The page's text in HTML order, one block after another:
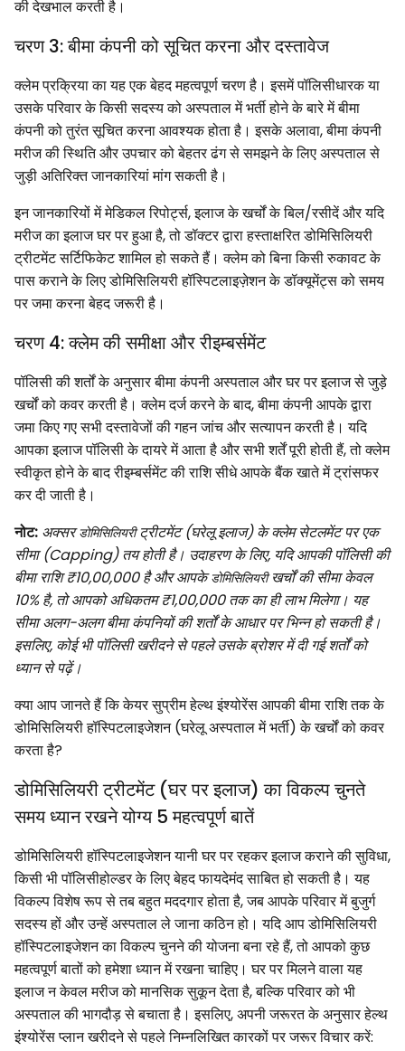
की देखभाल करती है।
चरण 3: बीमा कंपनी को सूचित करना और दस्तावेज
क्लेम प्रक्रिया का यह एक बेहद महत्वपूर्ण चरण है। इसमें पॉलिसीधारक या
उसके परिवार के किसी सदस्य को अस्पताल में भर्ती होने के बारे में बीमा
कंपनी को तुरंत सूचित करना आवश्यक होता है। इसके अलावा, बीमा कंपनी
मरीज की स्थिति और उपचार को बेहतर ढंग से समझने के लिए अस्पताल से
जुड़ी अतिरिक्त जानकारियां मांग सकती है।
इन जानकारियों में मेडिकल रिपोर्ट्स, इलाज के खर्चों के बिल/रसीदें और यदि
मरीज का इलाज घर पर हुआ है, तो डॉक्टर द्वारा हस्ताक्षरित डोमिसिलियरी
ट्रीटमेंट सर्टिफिकेट शामिल हो सकते हैं। क्लेम को बिना किसी रुकावट के
पास कराने के लिए डोमिसिलियरी हॉस्पिटलाइज़ेशन के डॉक्यूमेंट्स को समय
पर जमा करना बेहद जरूरी है।
चरण 4: क्लेम की समीक्षा और रीइम्बर्समेंट
पॉलिसी की शर्तों के अनुसार बीमा कंपनी अस्पताल और घर पर इलाज से जुड़े
खर्चों को कवर करती है। क्लेम दर्ज करने के बाद, बीमा कंपनी आपके द्वारा
जमा किए गए सभी दस्तावेजों की गहन जांच और सत्यापन करती है। यदि
आपका इलाज पॉलिसी के दायरे में आता है और सभी शर्तें पूरी होती हैं, तो क्लेम
स्वीकृत होने के बाद रीइम्बर्समेंट की राशि सीधे आपके बैंक खाते में ट्रांसफर
कर दी जाती है।
नोट: अक्सरडोमिसिलियरीट्रीटमेंट (घरेलू इलाज) के क्लेम सेटलमेंट पर एक
सीमा (Capping) तय होती है। उदाहरण के लिए, यदि आपकी पॉलिसी की
बीमा राशि ₹10,00,000 है और आपकेडोमिसिलियरीखर्चों की सीमा केवल
10% है, तो आपको अधिकतम ₹1,00,000 तक का ही लाभ मिलेगा। यह
सीमा अलग-अलग बीमा कंपनियों की शर्तों के आधार पर भिन्न हो सकती है।
इसलिए, कोई भी पॉलिसी खरीदने से पहले उसके ब्रोशर में दी गई शर्तों को
ध्यान से पढ़ें।
क्या आप जानते हैं कि केयर सुप्रीम हेल्थ इंश्योरेंस आपकी बीमा राशि तक के
डोमिसिलियरी हॉस्पिटलाइजेशन (घरेलू अस्पताल में भर्ती) के खर्चों को कवर
करता है?
डोमिसिलियरी ट्रीटमेंट (घर पर इलाज) का विकल्प चुनते
समय ध्यान रखने योग्य 5 महत्वपूर्ण बातें
डोमिसिलियरी हॉस्पिटलाइजेशन यानी घर पर रहकर इलाज कराने की सुविधा,
किसी भी पॉलिसीहोल्डर के लिए बेहद फायदेमंद साबित हो सकती है। यह
विकल्प विशेष रूप से तब बहुत मददगार होता है, जब आपके परिवार में बुजुर्ग
सदस्य हों और उन्हें अस्पताल ले जाना कठिन हो। यदि आप डोमिसिलियरी
हॉस्पिटलाइजेशन का विकल्प चुनने की योजना बना रहे हैं, तो आपको कुछ
महत्वपूर्ण बातों को हमेशा ध्यान में रखना चाहिए। घर पर मिलने वाला यह
इलाज न केवल मरीज को मानसिक सुकून देता है, बल्कि परिवार को भी
अस्पताल की भागदौड़ से बचाता है। इसलिए, अपनी जरूरत के अनुसार हेल्थ
इंश्योरेंस प्लान खरीदने से पहले निम्नलिखित कारकों पर जरूर विचार करें: